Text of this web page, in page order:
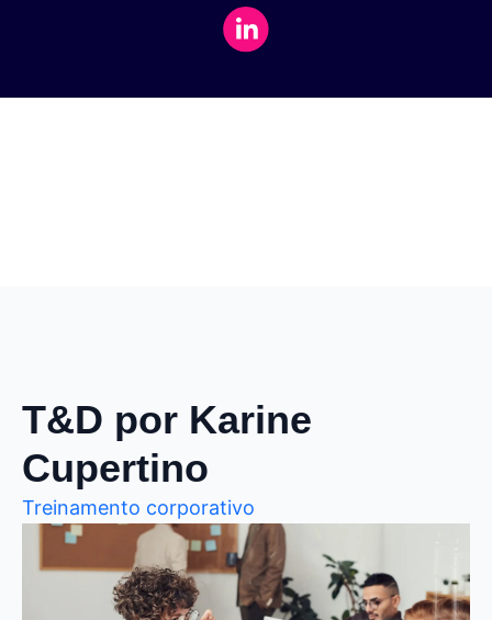
T&D por Karine
Cupertino
Treinamento corporativo